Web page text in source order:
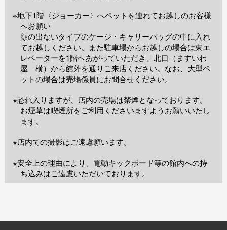
※地下1階〈ジョーカー〉へペットを連れてお越しのお客様
へお願い
顔の出ないタイプのケージ・キャリーバッグの中に入れ
てお越しください。また駐車場からお越しの場合は東エ
レベーターを1階へあがっていただき、北口（ますいわ
屋 横）から館外を通りご来店ください。なお、大型ペ
ットの場合は売場係員にお問合せください。
※恐れ入りますが、店内の売場は禁煙となっております。
お煙草は喫煙所をご利用くださいますようお願いいたし
ます。
※店内での撮影はご遠慮願います。
※安全上の理由により、電動キックボード等の館内への持
ち込みはご遠慮いただいております。